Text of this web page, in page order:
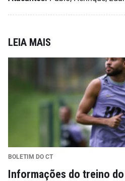
LEIA MAIS
BOLETIM DO CT
Informações do treino